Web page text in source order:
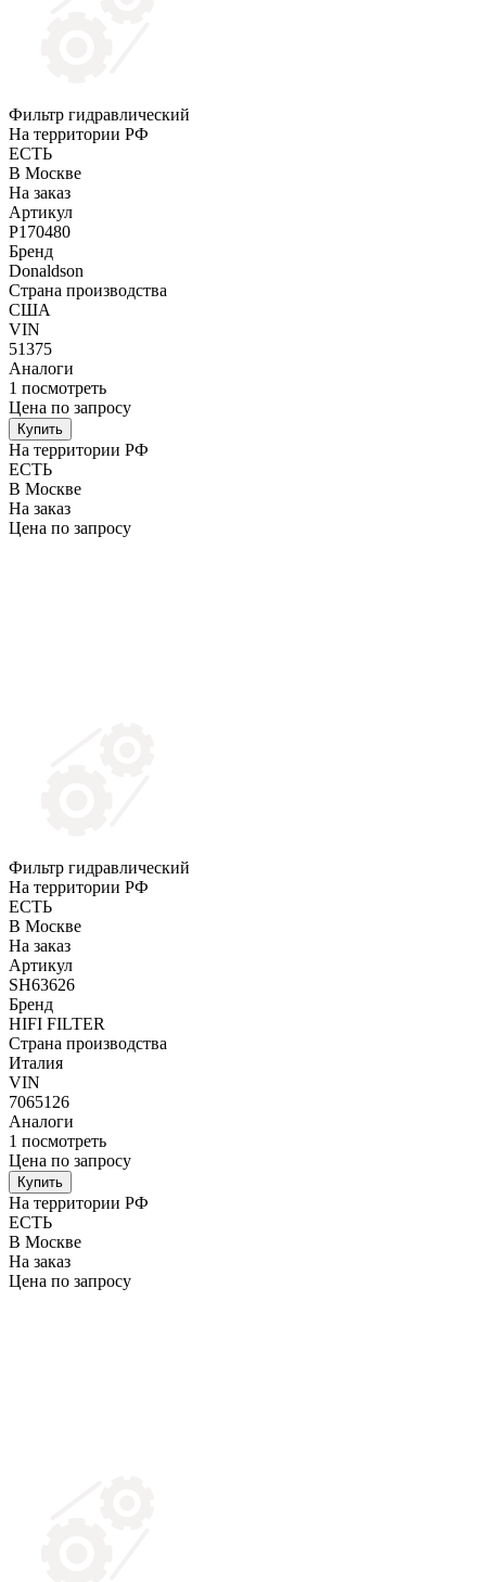
Фильтр гидравлический
На территории РФ
ЕСТЬ
В Москве
На заказ
Артикул
P170480
Бренд
Donaldson
Страна производства
США
VIN
51375
Аналоги
1 посмотреть
Цена по запросу
Купить
На территории РФ
ЕСТЬ
В Москве
На заказ
Цена по запросу
Фильтр гидравлический
На территории РФ
ЕСТЬ
В Москве
На заказ
Артикул
SH63626
Бренд
HIFI FILTER
Страна производства
Италия
VIN
7065126
Аналоги
1 посмотреть
Цена по запросу
Купить
На территории РФ
ЕСТЬ
В Москве
На заказ
Цена по запросу